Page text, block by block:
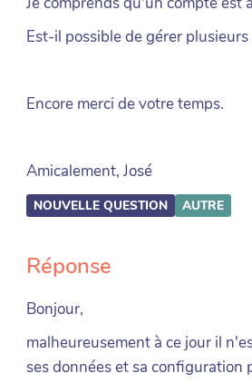
Est-il possible de gérer
Encore merci de votre temps.
Amicalement, José
NOUVELLE QUESTION AUTRE
Réponse
Bonjour,
malheureusement à ce jour il
ses données et sa